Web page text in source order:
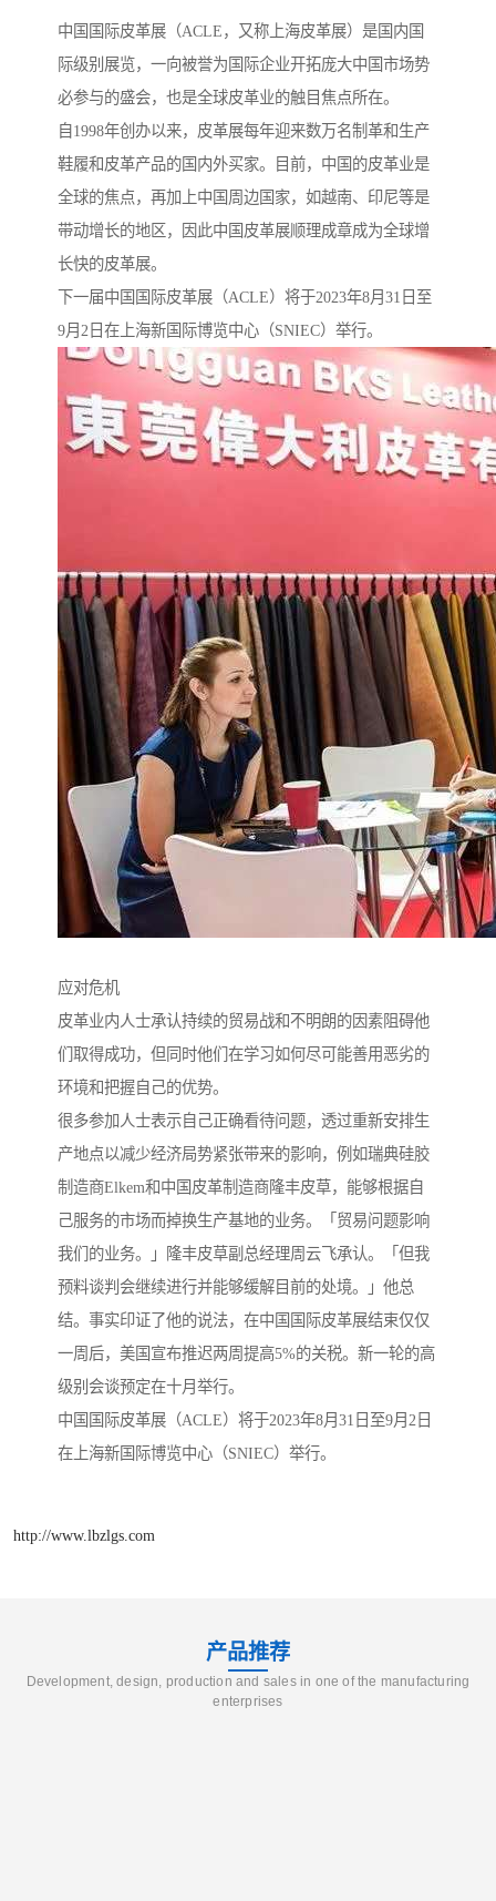
中国国际皮革展（ACLE，又称上海皮革展）是国内国
际级别展览，一向被誉为国际企业开拓庞大中国市场势
必参与的盛会，也是全球皮革业的触目焦点所在。
自1998年创办以来，皮革展每年迎来数万名制革和生产
鞋履和皮革产品的国内外买家。目前，中国的皮革业是
全球的焦点，再加上中国周边国家，如越南、印尼等是
带动增长的地区，因此中国皮革展顺理成章成为全球增
长快的皮革展。
下一届中国国际皮革展（ACLE）将于2023年8月31日至
9月2日在上海新国际博览中心（SNIEC）举行。
应对危机
皮革业内人士承认持续的贸易战和不明朗的因素阻碍他
们取得成功，但同时他们在学习如何尽可能善用恶劣的
环境和把握自己的优势。
很多参加人士表示自己正确看待问题，透过重新安排生
产地点以减少经济局势紧张带来的影响，例如瑞典硅胶
制造商Elkem和中国皮革制造商隆丰皮草，能够根据自
己服务的市场而掉换生产基地的业务。「贸易问题影响
我们的业务。」隆丰皮草副总经理周云飞承认。「但我
预料谈判会继续进行并能够缓解目前的处境。」他总
结。事实印证了他的说法，在中国国际皮革展结束仅仅
一周后，美国宣布推迟两周提高5%的关税。新一轮的高
级别会谈预定在十月举行。
中国国际皮革展（ACLE）将于2023年8月31日至9月2日
在上海新国际博览中心（SNIEC）举行。
http://www.lbzlgs.com
产品推荐
Development, design, production and sales in one of the manufacturing
enterprises